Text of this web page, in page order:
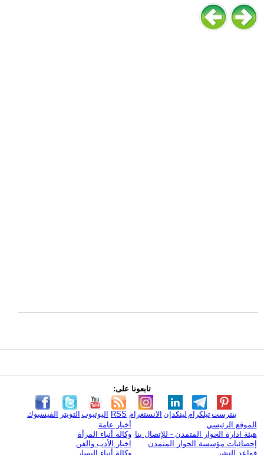
تابعونا على:
الفيسبوك التويتر اليوتيوب RSS الانستغرام لينكدإن تيلكرامبنترست
الموقع الرئيسي
هيئة ادارة الحوار المتمدن - للإتصال بنا
إحصائيات مؤسسة الحوار المتمدن
قواعد النشر
أخبار عامة
وكالة أنباء المرأة
اخبار الأدب والفن
وكالة أنباء اليسار